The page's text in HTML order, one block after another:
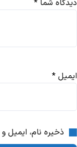
دیدگاه شما *
ایمیل *
ذخیره نام، ایمیل